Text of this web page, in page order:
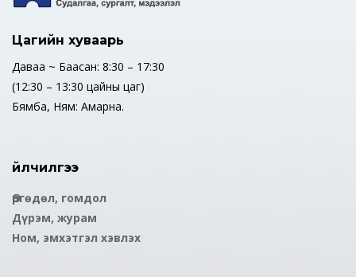
Цагийн хуваарь
Даваа ~ Баасан: 8:30 – 17:30
(12:30 – 13:30 цайны цаг)
Бямба, Ням: Амарна.
Үйлчилгээ
Өргөдөл, гомдол
Дүрэм, журам
Ном, эмхэтгэл хэвлэх